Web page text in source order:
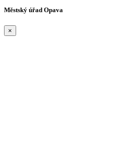
Městský úřad Opava
×